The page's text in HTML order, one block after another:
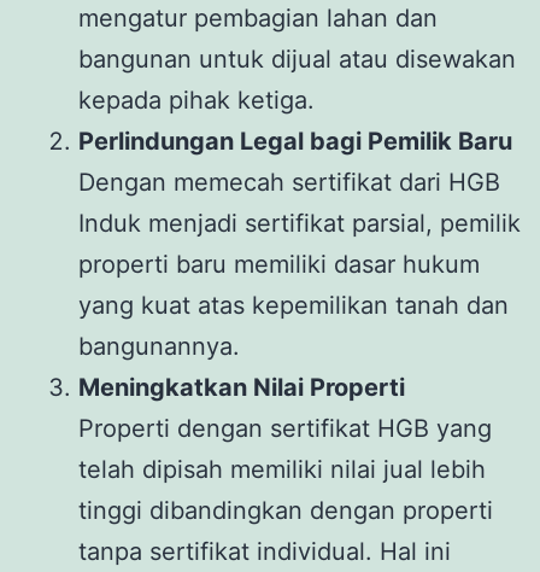
mengatur pembagian lahan dan
bangunan untuk dijual atau disewakan
kepada pihak ketiga.
Perlindungan Legal bagi Pemilik Baru
Dengan memecah sertifikat dari HGB
Induk menjadi sertifikat parsial, pemilik
properti baru memiliki dasar hukum
yang kuat atas kepemilikan tanah dan
bangunannya.
Meningkatkan Nilai Properti
Properti dengan sertifikat HGB yang
telah dipisah memiliki nilai jual lebih
tinggi dibandingkan dengan properti
tanpa sertifikat individual. Hal ini